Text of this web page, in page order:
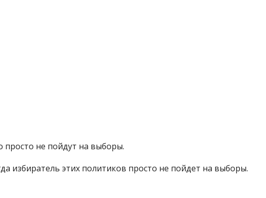
просто не пойдут на выборы.
избиратель этих политиков просто не пойдет на выборы.